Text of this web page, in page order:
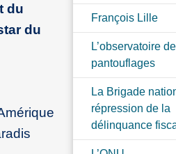
du
du
François Lille
L’observatoire
pantouflages
La Brigade
répression de la
délinquance